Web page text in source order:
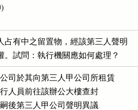
有中之留置物，經該第三人聲明
試問：執行機關應如何處理？
司於其向第三人甲公司所租賃
行人員前往該辦公大樓查封
嗣後第三人甲公司聲明異議